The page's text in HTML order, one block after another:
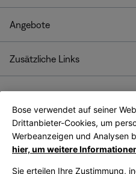
Angebote
Zusätzliche Links
Bose App
Bose verwendet auf seiner
Drittanbieter-Cookies, um
Werbeanzeigen und Analysen
hier, um weitere
Sie erteilen Ihre Zustimmung,